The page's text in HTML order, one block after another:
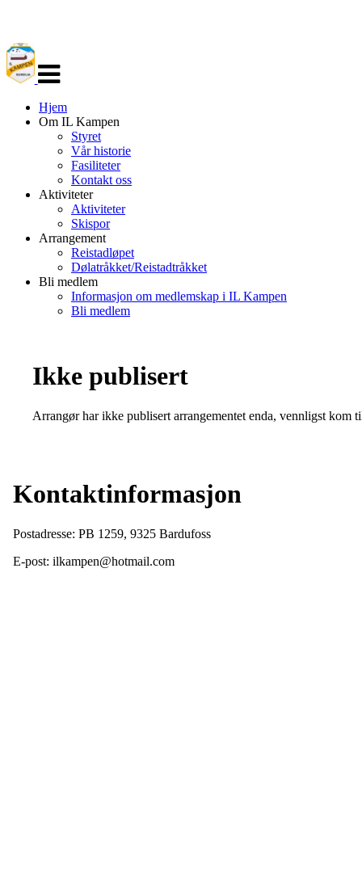
navigasjon
Hjem
Om IL Kampen
Styret
Vår historie
Fasiliteter
Kontakt oss
Aktiviteter
Aktiviteter
Skispor
Arrangement
Reistadløpet
Dølatråkket/Reistadtråkket
Bli medlem
Informasjon om medlemskap i IL Kampen
Bli medlem
Ikke publisert
Arrangør har ikke publisert arrangementet enda, vennligst kom
Kontaktinformasjon
Postadresse: PB 1259, 9325 Bardufoss
E-post: ilkampen@hotmail.com